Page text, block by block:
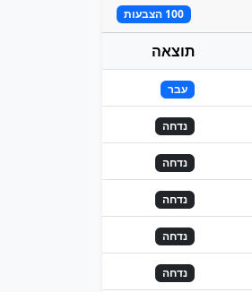
100 הצבעות
תוצאה
עבר
נדחה
נדחה
נדחה
נדחה
נדחה